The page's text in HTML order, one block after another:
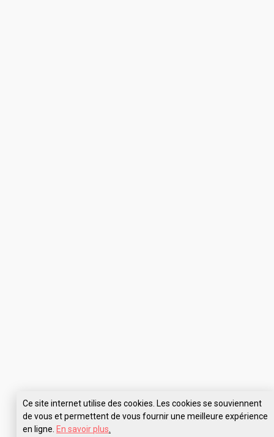
Ce site internet utilise des cookies. Les cookies se souviennent
de vous et permettent de vous fournir une meilleure expérience
en ligne. En savoir plus